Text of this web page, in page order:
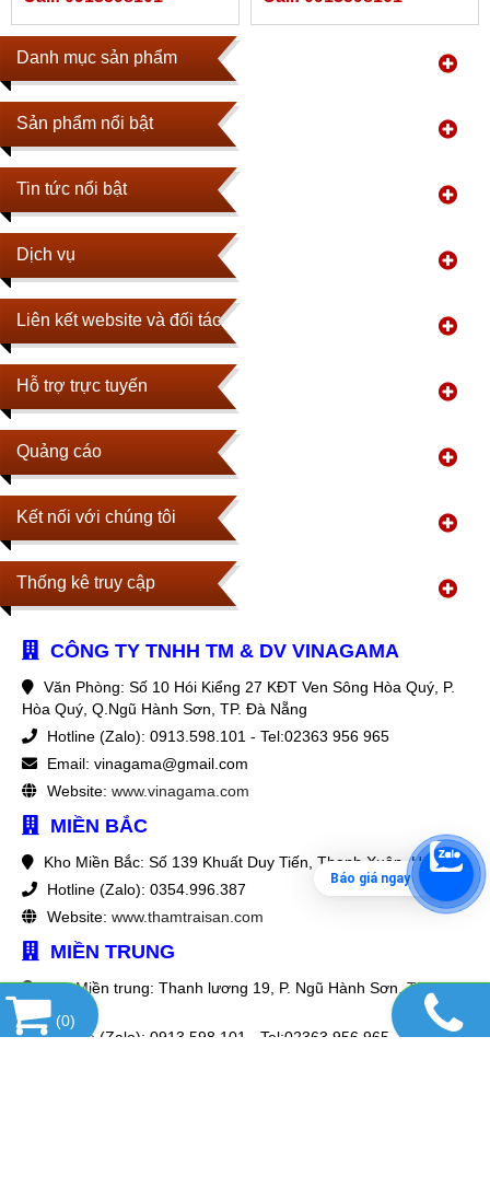
Báo giá ngay
Danh mục sản phẩm
Sản phẩm nổi bật
Tin tức nổi bật
Dịch vụ
Liên kết website và đối tác
Hỗ trợ trực tuyến
Quảng cáo
Kết nối với chúng tôi
Thống kê truy cập
CÔNG TY TNHH TM & DV VINAGAMA
Văn Phòng: Số 10 Hói Kiểng 27 KĐT Ven Sông Hòa Quý, P.
Hòa Quý, Q.Ngũ Hành Sơn, TP. Đà Nẵng
Hotline (Zalo): 0913.598.101 - Tel:02363 956 965
Email: vinagama@gmail.com
Website: www.vinagama.com
MIỀN BẮC
Kho Miền Bắc: Số 139 Khuất Duy Tiến, Thanh Xuân, Hà Nội
Hotline (Zalo): 0354.996.387
Website: www.thamtraisan.com
MIỀN TRUNG
Kho Miền trung: Thanh lương 19, P. Ngũ Hành Sơn, TP. Đà
Hotline (Zalo): 0913.598.101 - Tel:02363 956 965
(0)